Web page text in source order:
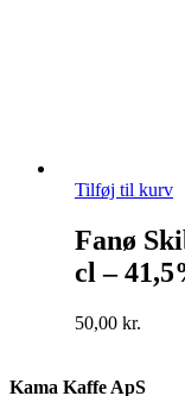
Tilføj til kurv
Fanø
cl –
50,00 kr.
Kama Kaffe ApS